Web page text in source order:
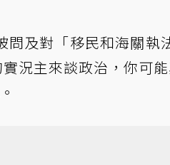
問及對「移民和海關執
況主來談政治，你可